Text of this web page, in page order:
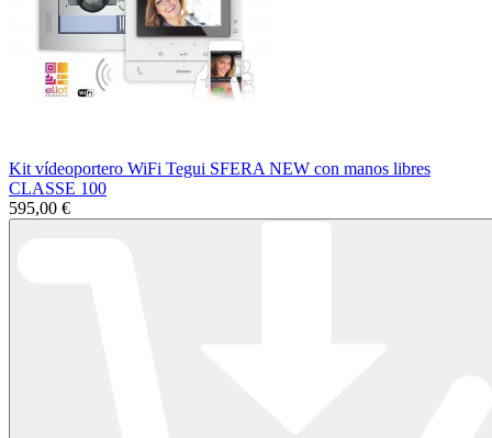
Kit vídeoportero WiFi Tegui SFERA NEW con manos libres
CLASSE 100
595,00 €